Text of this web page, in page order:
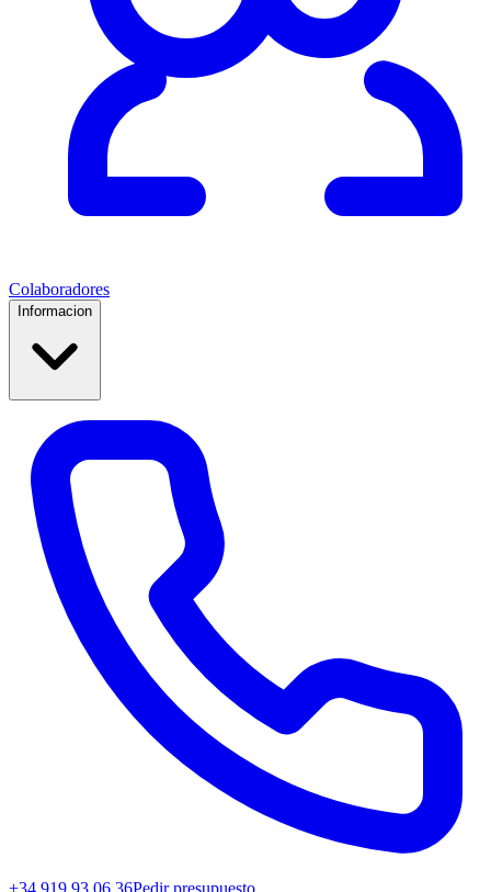
Colaboradores
Informacion
+34 919 93 06 36Pedir presupuesto